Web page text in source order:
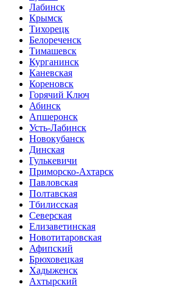
Лабинск
Крымск
Тихорецк
Белореченск
Тимашевск
Курганинск
Каневская
Кореновск
Горячий Ключ
Абинск
Апшеронск
Усть-Лабинск
Новокубанск
Динская
Гулькевичи
Приморско-Ахтарск
Павловская
Полтавская
Тбилисская
Северская
Елизаветинская
Новотитаровская
Афипский
Брюховецкая
Хадыженск
Ахтырский